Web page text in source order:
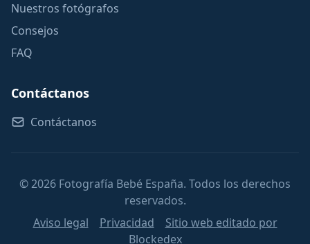
Nuestros fotógrafos
Consejos
FAQ
Contáctanos
Contáctanos
© 2026 Fotografía Bebé España. Todos los derechos
reservados.
Aviso legal
Privacidad
Sitio web editado por
Blockedex